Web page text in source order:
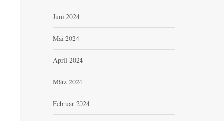
Juni 2024
Mai 2024
April 2024
März 2024
Februar 2024